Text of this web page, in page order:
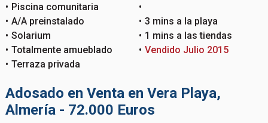
Piscina comunitaria
A/A preinstalado
Solarium
Totalmente amueblado
Terraza privada
3 mins a la playa
1 mins a las tiendas
Vendido Julio 2015
Adosado en Venta en Vera Playa,
Almería - 72.000 Euros